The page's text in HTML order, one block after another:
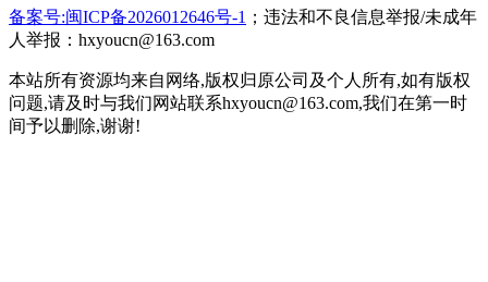
备案号:闽ICP备2026012646号-1 ；违法和不良信息举报/未成年
人举报：hxyoucn@163.com
本站所有资源均来自网络,版权归原公司及个人所有,如有版权
问题,请及时与我们网站联系hxyoucn@163.com,我们在第一时
间予以删除,谢谢!